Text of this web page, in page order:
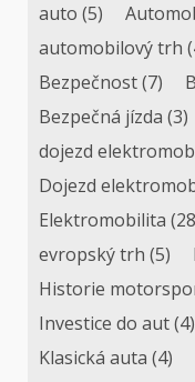
auto (5)
automobilový trh
Bezpečnost(7)
Bezpečná jízda (3)
dojezd
Dojezd
Elektromobilita
evropský trh (5)
Historie
Investice do aut(4)
Klasická auta (4)